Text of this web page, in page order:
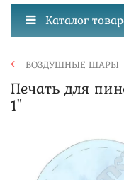
Каталог
ВОЗДУШНЫЕ ШАРЫ
Печать для
1"